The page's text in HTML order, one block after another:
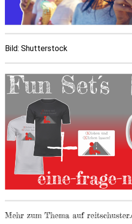
Bild: Shutterstock
Mehr zum Thema auf